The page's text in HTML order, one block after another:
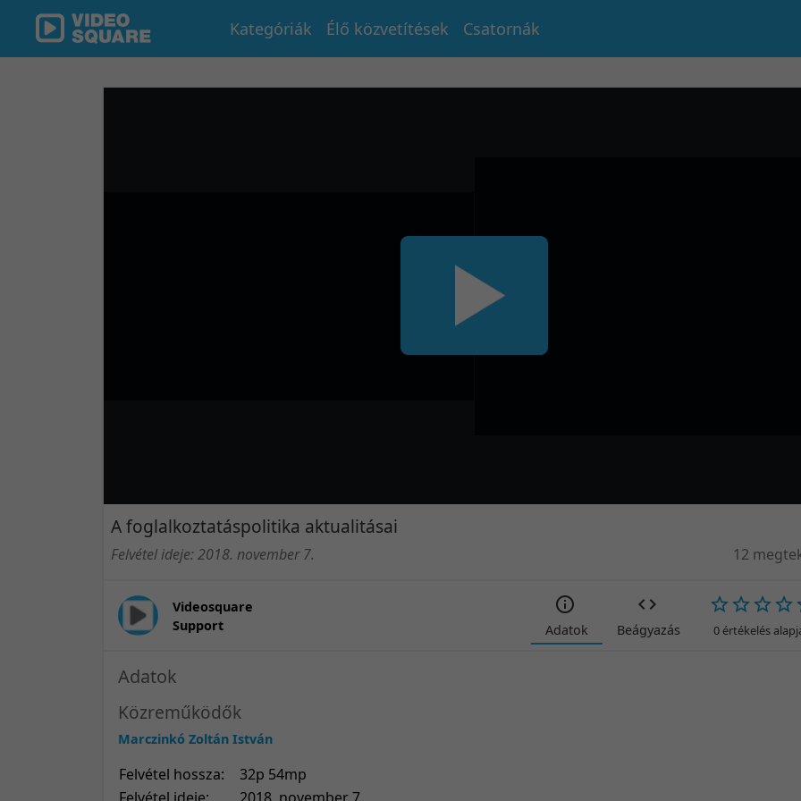
Kategóriák Élő közvetítések Csatornák
A foglalkoztatáspolitika aktualitásai
Felvétel ideje: 2018. november 7. 12
Videosquare
Support
Adatok Beágyazás 0 értékelés
Adatok
Közreműködők
Marczinkó Zoltán István
Felvétel hossza:
32p 54mp